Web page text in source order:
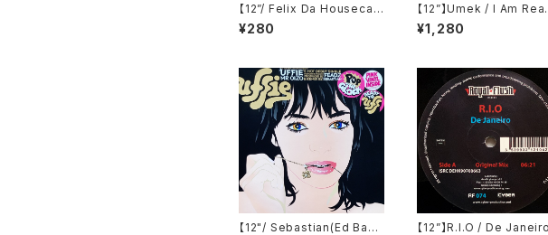
【12”/ Felix Da Housecat
Remix】Ironbase / Masc
hine Eisenbass (Club Cu
¥280
【12”】Umek / I Am
EP (Astrodisco)
001-6)
¥1,280
【12"/ Sebastian(Ed Bang
【12”】R.I.O / De